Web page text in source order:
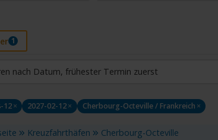
1
(VIA) STARTHAFEN
eingrenzen
REISETHEMEN
Wählen
nach Datum, frühester Termin zuerst
12× 2027-02-12× Cherbourg-Octeville / Frankreich ×
Kreuzfahrthäfen Cherbourg-Octeville